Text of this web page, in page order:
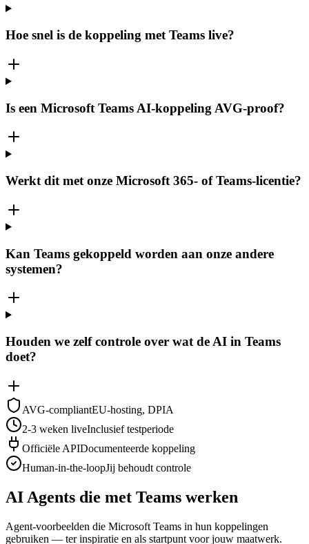
Hoe snel is de koppeling met Teams live?
Is een Microsoft Teams AI-koppeling AVG-proof?
Werkt dit met onze Microsoft 365- of Teams-licentie?
Kan Teams gekoppeld worden aan onze andere
systemen?
Houden we zelf controle over wat de AI in Teams
doet?
AVG-compliantEU-hosting, DPIA
2-3 weken liveInclusief testperiode
Officiële APIDocumenteerde koppeling
Human-in-the-loopJij behoudt controle
AI Agents die met Teams werken
Agent-voorbeelden die Microsoft Teams in hun koppelingen
gebruiken — ter inspiratie en als startpunt voor jouw maatwerk.